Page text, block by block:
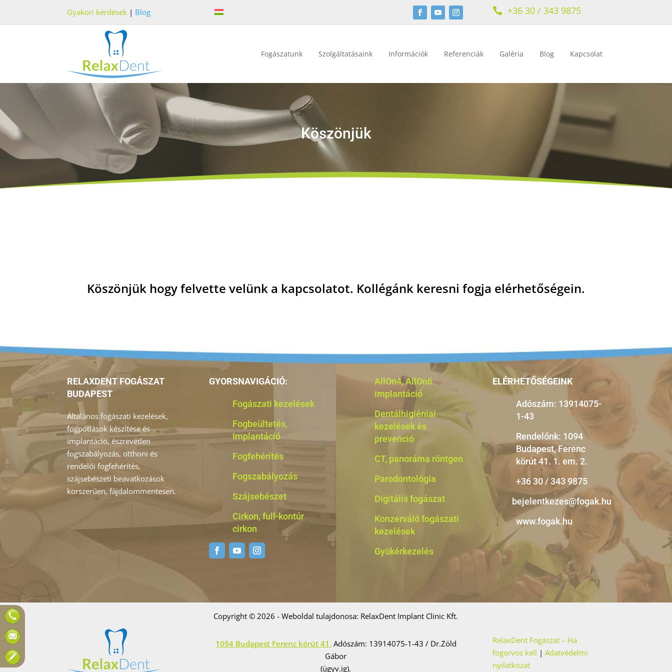
Gyakori kérdések | Blog  +36 30 / 343 9875
Fogászatunk Szolgáltatásaink Információk Referenciák Galéria Blog Kapcsolat
Köszönjük
Köszönjük hogy felvette velünk a kapcsolatot. Kollégánk keresni fogja elérhetőségein.
RELAXDENT FOGÁSZAT
BUDAPEST
Általános fogászati kezelések,
fogpótlások készítése és
implantáció, észrevétlen
fogszabályozás, otthoni és
rendelői fogfehérítés,
szájsebészeti beavatkozások
korszerűen, fájdalommentesen.
GYORSNAVIGÁCIÓ:
Fogászati kezelések
Fogbeültetés,
Implantáció
Fogfehérítés
Fogszabályozás
Szájsebészet
Cirkon, full-kontúr
cirkon
AllOn4, AllOn6
implantáció
Dentálhigiéniai
kezelések és
prevenció
CT, panoráma röntgen
Parodontológia
Digitális fogászat
Konzerváló fogászati
kezelések
Gyökérkezelés
ELÉRHETŐSÉGEINK
Adószám: 13914075-
1-43
Rendelőnk: 1094
Budapest, Ferenc
körút 41. 1. em. 2.
+36 30 / 343 9875
bejelentkezes@fogak.hu
www.fogak.hu
Copyright © 2026 - Weboldal tulajdonosa: RelaxDent Implant Clinic Kft.
1094 Budapest Ferenc körút 41. Adószám: 13914075-1-43 / Dr.Zöld
Gábor
(ügyv.ig).
RelaxDent Fogászat – Ha
fogorvos kell |Adatvédelmi
nyilatkozat